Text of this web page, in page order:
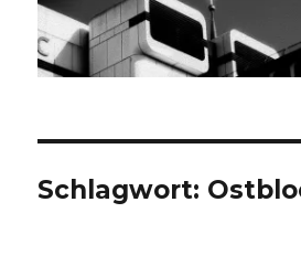
Schlagwort: